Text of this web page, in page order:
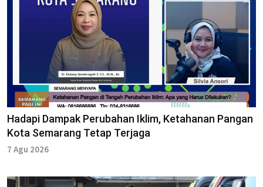
Hadapi Dampak Perubahan Iklim, Ketahanan Pangan
Kota Semarang Tetap Terjaga
7 Agu 2026